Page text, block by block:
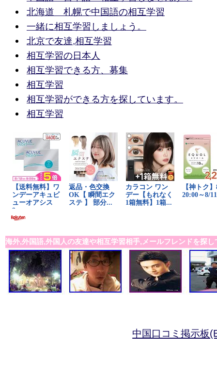
北海道 札幌で中国語の相互学習
一緒に相互学習しましょう。
北京で友達,相互学習
相互学習の日本人
相互学習できる方、募集
相互学習
相互学習ができる方を探しています。
相互学習
海外,外国語,外国人の友達や相互学習相手,メールフレンドを探し
中国口コミ掲示板